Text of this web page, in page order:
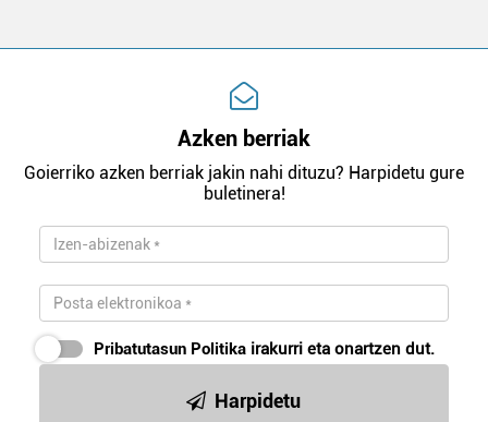
Azken berriak
Goierriko azken berriak jakin nahi dituzu? Harpidetu gure
buletinera!
Pribatutasun Politika irakurri eta onartzen dut.
Harpidetu